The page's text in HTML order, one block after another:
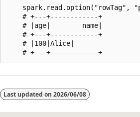
spark.read.option("rowTag",
    # +---+------------+
    # |age|        name|
    # +---+------------+
    # |100|Alice|
模
式
Last updated on 2026/06/08